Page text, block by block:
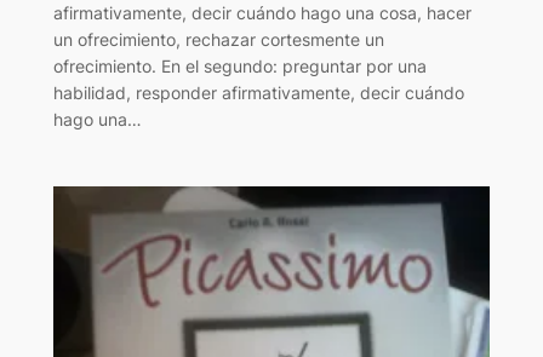
afirmativamente, decir cuándo hago una cosa, hacer
un ofrecimiento, rechazar cortesmente un
ofrecimiento. En el segundo: preguntar por una
habilidad, responder afirmativamente, decir cuándo
hago una…